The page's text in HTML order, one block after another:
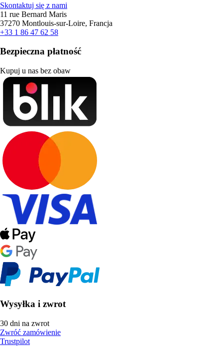
Skontaktuj się z nami
11 rue Bernard Maris
37270 Montlouis-sur-Loire, Francja
+33 1 86 47 62 58
Bezpieczna płatność
Kupuj u nas bez obaw
Wysyłka i zwrot
30 dni na zwrot
Zwróć zamówienie
Trustpilot